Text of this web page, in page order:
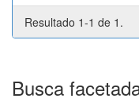
Resultado 1-1 de 1.
Busca